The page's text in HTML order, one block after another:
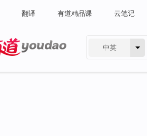
翻译 有道精品课 云笔记
中英